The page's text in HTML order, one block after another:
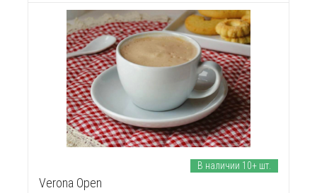
Verona Open
В наличии 10+ шт.